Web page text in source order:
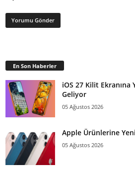
En Son Haberler
iOS 27 Kilit
Geliyor
05 Ağustos 2026
Apple Ürünlerine
05 Ağustos 2026